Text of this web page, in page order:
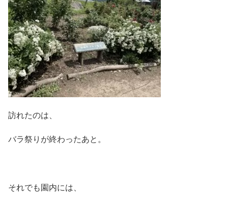
訪れたのは、
バラ祭りが終わったあと。
それでも園内には、